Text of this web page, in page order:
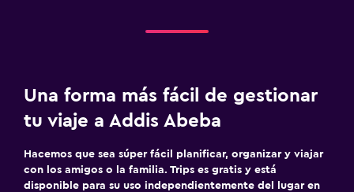
Una forma más fácil de gestionar
tu viaje a Addis Abeba
Hacemos que sea súper fácil planificar, organizar y viajar
con los amigos o la familia. Trips es gratis y está
disponible para su uso independientemente del lugar en